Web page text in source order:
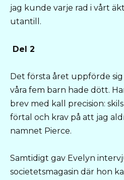
jag kunde varje rad i vårt
utantill.
Del 2
Det första året uppförde
våra fem barn hade dött.
brev med kall precision:
förtal och krav på att jag
namnet Pierce.
Samtidigt gav Evelyn
societetsmagasin där hon